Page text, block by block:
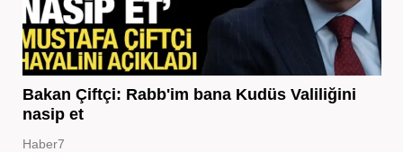
Bakan Çiftçi: Rabb'im bana Kudüs Valiliğini
nasip et
Haber7